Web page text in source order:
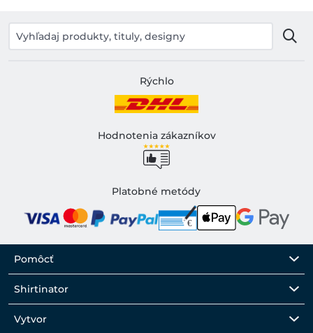
Rýchlo
Hodnotenia zákazníkov
Platobné metódy
Pomôcť
Shirtinator
Vytvor